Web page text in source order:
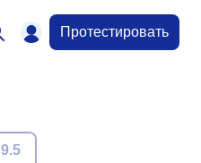
Протестировать
9.5